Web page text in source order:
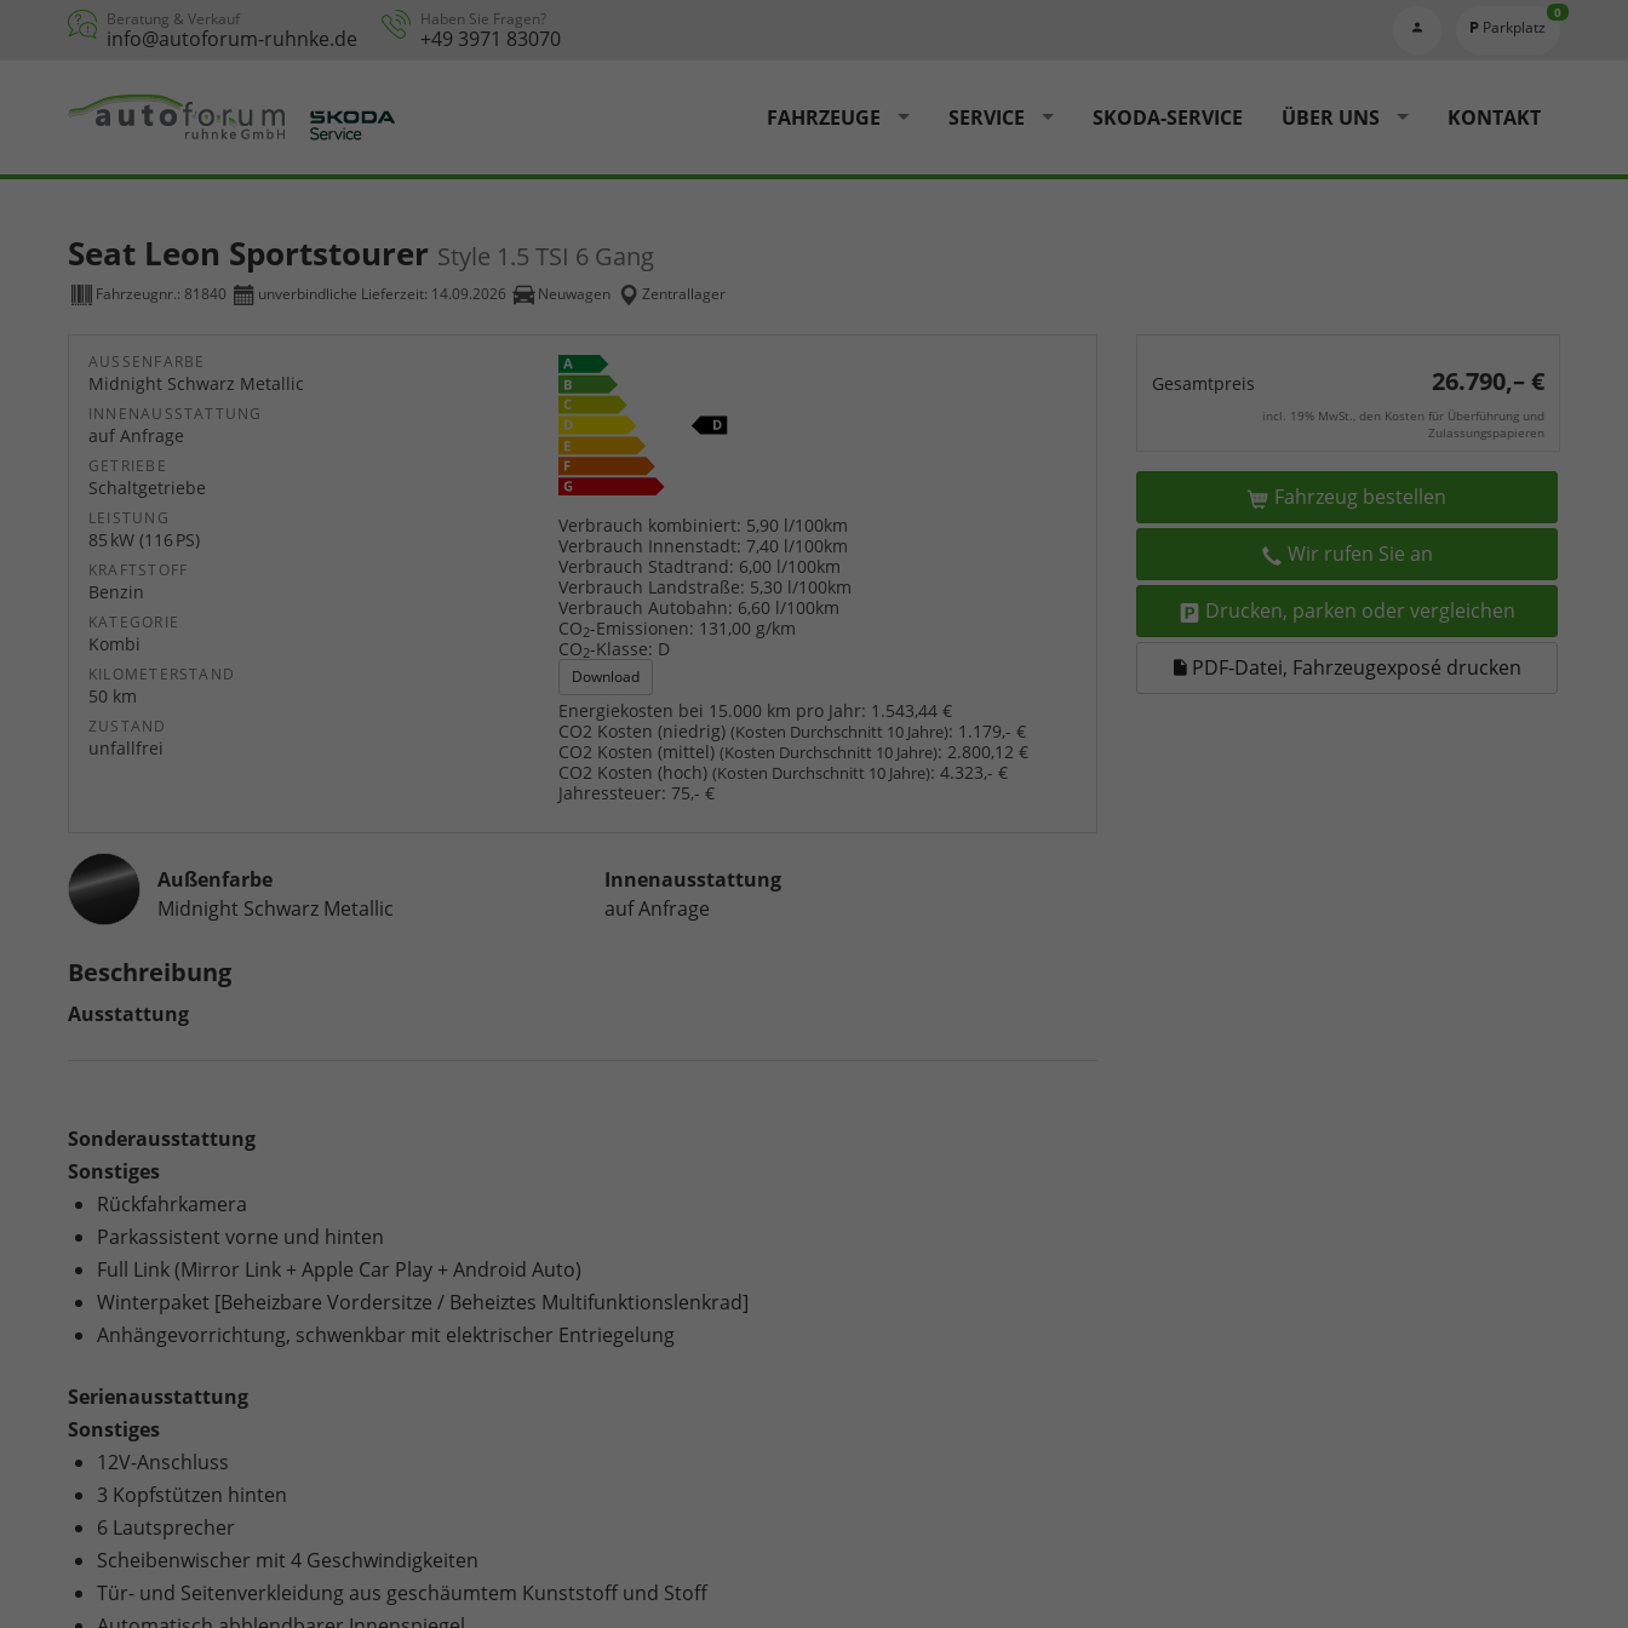
Beratung & Verkauf
info@autoforum-ruhnke.de
Haben Sie Fragen?
+49 3971 83070 Parkplatz
0
FAHRZEUGE SERVICE SKODA-SERVICE ÜBER UNS KONTAKT
Seat Leon Sportstourer Style 1.5 TSI 6 Gang
Fahrzeugnr.: 81840 unverbindliche Lieferzeit: 14.09.2026 Neuwagen Zentrallager
Gesamtpreis 26.790,– €
incl. 19% MwSt., den Kosten für Überführung und
Zulassungspapieren
Fahrzeug bestellen
Wir rufen Sie an
Drucken, parken oder vergleichen
PDF-Datei, Fahrzeugexposé drucken
AUSSENFARBE
Midnight Schwarz Metallic
INNENAUSSTATTUNG
auf Anfrage
GETRIEBE
Schaltgetriebe
LEISTUNG
85 kW (116 PS)
KRAFTSTOFF
Benzin
KATEGORIE
Kombi
KILOMETERSTAND
50 km
ZUSTAND
unfallfrei
Verbrauch kombiniert: 5,90 l/100km
Verbrauch Innenstadt: 7,40 l/100km
Verbrauch Stadtrand: 6,00 l/100km
Verbrauch Landstraße: 5,30 l/100km
Verbrauch Autobahn: 6,60 l/100km
CO2-Emissionen: 131,00 g/km
CO2-Klasse: D
Download
Energiekosten bei 15.000 km pro Jahr: 1.543,44 €
CO2 Kosten (niedrig) (Kosten Durchschnitt 10 Jahre): 1.179,- €
CO2 Kosten (mittel) (Kosten Durchschnitt 10 Jahre): 2.800,12 €
CO2 Kosten (hoch) (Kosten Durchschnitt 10 Jahre): 4.323,- €
Jahressteuer: 75,- €
Außenfarbe
Midnight Schwarz Metallic
Innenausstattung
auf Anfrage
Beschreibung
Ausstattung
Sonderausstattung
Sonstiges
Rückfahrkamera
Parkassistent vorne und hinten
Full Link (Mirror Link + Apple Car Play + Android Auto)
Winterpaket [Beheizbare Vordersitze / Beheiztes Multifunktionslenkrad]
Anhängevorrichtung, schwenkbar mit elektrischer Entriegelung
Serienausstattung
Sonstiges
12V-Anschluss
3 Kopfstützen hinten
6 Lautsprecher
Scheibenwischer mit 4 Geschwindigkeiten
Tür- und Seitenverkleidung aus geschäumtem Kunststoff und Stoff